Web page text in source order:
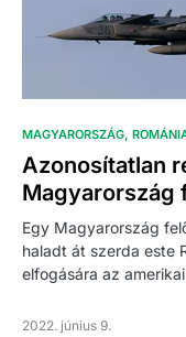
MAGYARORSZÁG
Azonosítatlan
Magyarország
Egy Magyarország
haladt át szerda este
elfogására az
2022. június 9.